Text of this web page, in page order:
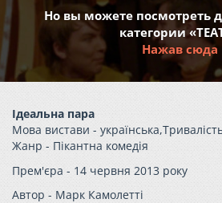
Но вы можете посмотреть
категории
Нажав сюда
Ідеальна пара
Мова вистави - українська,
Жанр - Пікантна комедія
Прем'єра - 14 червня 2013 року
Автор - Марк Камолетті